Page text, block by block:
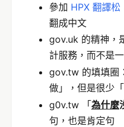
參加 HPX 翻譯松
翻成中文
gov.uk 的精神，
計服務，而不是
gov.tw 的填填圈
做」，但是很少「
g0v.tw 「為什麼
句，也是肯定句